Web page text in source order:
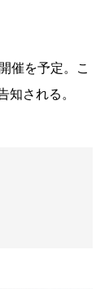
催を予定。こ
される。